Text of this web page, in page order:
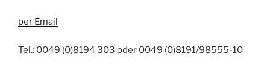
per Email
Tel.: 0049 (0)8194 303 oder 0049 (0)8191/98555-10